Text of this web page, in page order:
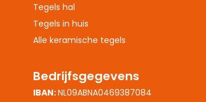
Tegels hal
Tegels in huis
Alle keramische tegels
Bedrijfsgegevens
IBAN:NL09ABNA0469387084